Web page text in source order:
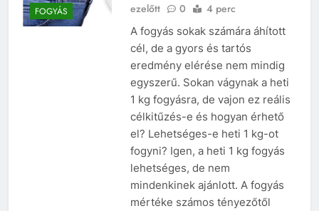
FOGYÁS
ezelőtt
0 4 perc
A fogyás sokak számára áhított
cél, de a gyors és tartós
eredmény elérése nem mindig
egyszerű. Sokan vágynak a heti
1 kg fogyásra, de vajon ez reális
célkitűzés-e és hogyan érhető
el? Lehetséges-e heti 1 kg-ot
fogyni? Igen, a heti 1 kg fogyás
lehetséges, de nem
mindenkinek ajánlott. A fogyás
mértéke számos tényezőtől